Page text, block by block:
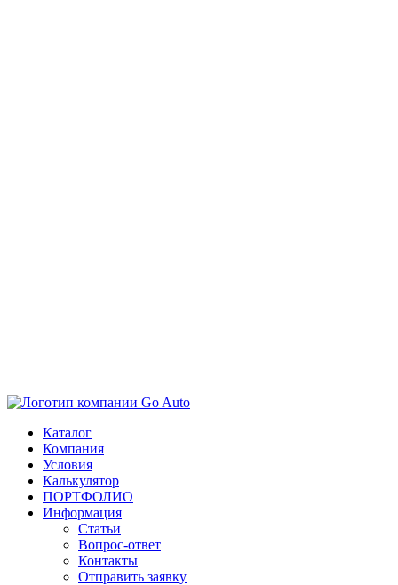
Каталог
Компания
Условия
Калькулятор
ПОРТФОЛИО
Информация
Статьи
Вопрос-ответ
Контакты
Отправить заявку